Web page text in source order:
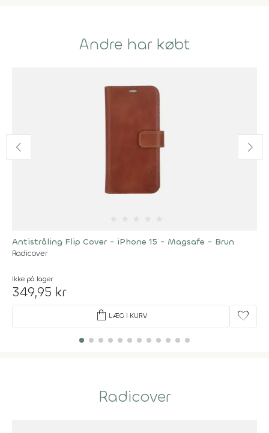
Andre har købt
Antistråling Flip Cover - iPhone 15 - Magsafe - Brun
Radicover
Ikke på lager
349,95 kr
shopping_bag LÆG I KURV favorite
Radicover